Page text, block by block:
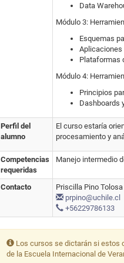
Data
Módulo 3:
Esquemas
Aplicaciones
Plataformas
Módulo 4:
Principios
Dashboards
Perfil del
alumno
El curso estaría
procesamiento y
Competencias
requeridas
Manejo intermedio
Contacto
Priscilla Pino Tolosa
prpino@uchile.cl
+56229786133
Los cursos se dictarán si estos
de la Escuela Internacional de